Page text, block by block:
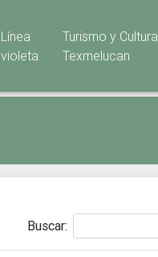
Línea
violeta
Turismo y Cultura
Texmelucan
Buscar: